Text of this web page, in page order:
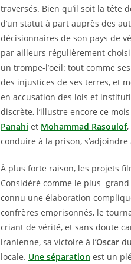
traversés. Bien qu’il soit la tête
d’un statut à part auprès des
décisionnaires de son pays de
par ailleurs régulièrement
un trompe-l’oeil: tout comme
des injustices de ses terres, et
en accusation des lois et
discrète, l’illustre encore ce
Panahi et Mohammad Rasoulof
conduire à la prison,
À plus forte raison, les projets
Considéré comme le plus grand
connu une élaboration
confrères emprisonnés, le
criant de vérité, et sans doute
iranienne, sa victoire à l’Oscar
locale. Une séparation est un